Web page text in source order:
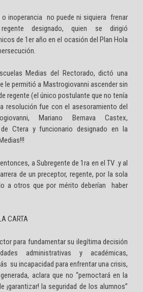
o inoperancia no puede ni siquiera frenar
designado, quien se dirigió
de 1er año en el ocasión del Plan Hola
Medias del Rectorado, dictó una
le permitió a Mastrogiovanni ascender sin
regente (el único postulante que no tenía
resolución fue con el asesoramiento del
Mariano Bernava Castex,
Ctera y funcionario designado en la
a Subregente de 1ra en el TV .y al
de un preceptor, regente, por la sola
a otros que por mérito deberían haber
CARTA
para fundamentar su ilegítima decisión
administrativas y académicas,
su incapacidad para enfrentar una crisis,
aclara que no “pernoctará en la
¡garantizar! la seguridad de los alumnos”